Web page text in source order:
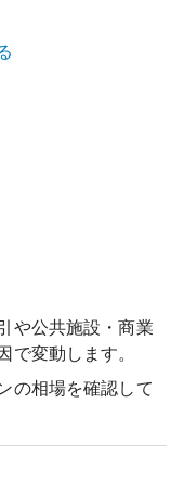
や公共施設・商業
で変動します。
の相場を確認して